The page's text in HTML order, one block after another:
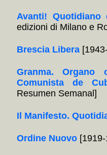
Avanti! Quotidiano
edizioni di Milano e
Brescia Libera
Granma.
Comunista de
Resumen Semanal]
Il Manifesto.
Ordine Nuovo